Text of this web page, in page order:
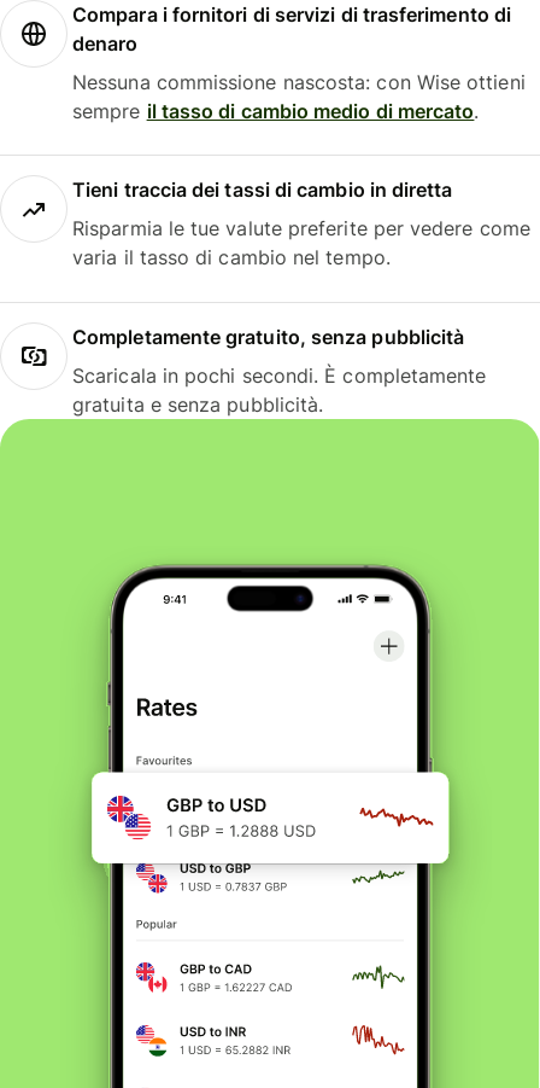
Compara i fornitori di servizi di trasferimento di
denaro
Nessuna commissione nascosta: con Wise ottieni
sempre il tasso di cambio medio di mercato.
Tieni traccia dei tassi di cambio in diretta
Risparmia le tue valute preferite per vedere come
varia il tasso di cambio nel tempo.
Completamente gratuito, senza pubblicità
Scaricala in pochi secondi. È completamente
gratuita e senza pubblicità.